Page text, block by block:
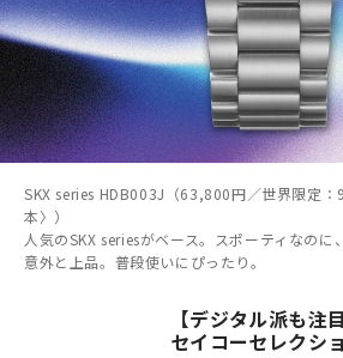
SKX series HDB003J（63,800円／世界限定
本〉）
人気のSKX seriesがベース。スポーティなの
意外と上品。普段使いにぴったり。
【デジタル派も注目
セイコーセレクシ